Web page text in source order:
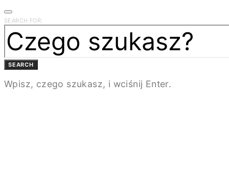
SEARCH FOR:
SEARCH
Wpisz, czego szukasz, i wciśnij Enter.